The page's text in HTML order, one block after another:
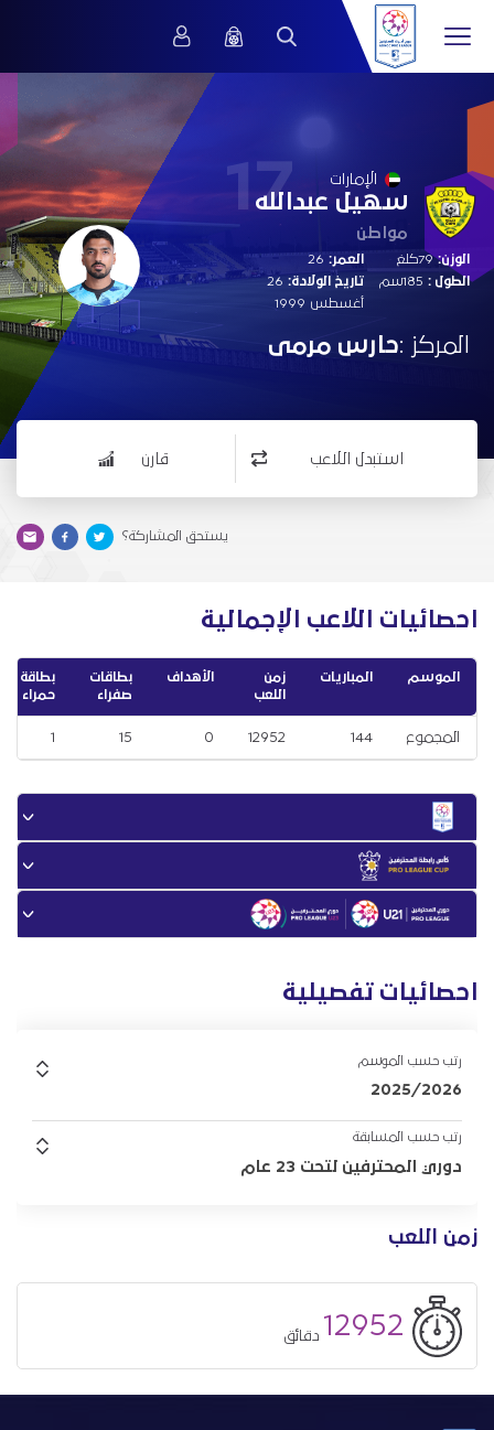
17 الإمارات
سهيل عبدالله
مواطن
الوزن:79كلغ
الطول :
العمر:
تاريخ الولادة: 26
أغسطس 1999
المركز :حارس مرمى
استبدل اللاعب قارن
يستحق المشاركة؟
زمن اللعب
12952 دقائق
احصائيات اللاعب الإجمالية
الموسم المباريات
زمن
اللعب
الأهداف
بطاقات
صفراء
بطاقة
حمراء
المجموع 144
12952
0
15
1
احصائيات تفصيلية
رتب حسب الموسم
2025/2026
رتب حسب المسابقة
دوري المحترفين لتحت 23 عام